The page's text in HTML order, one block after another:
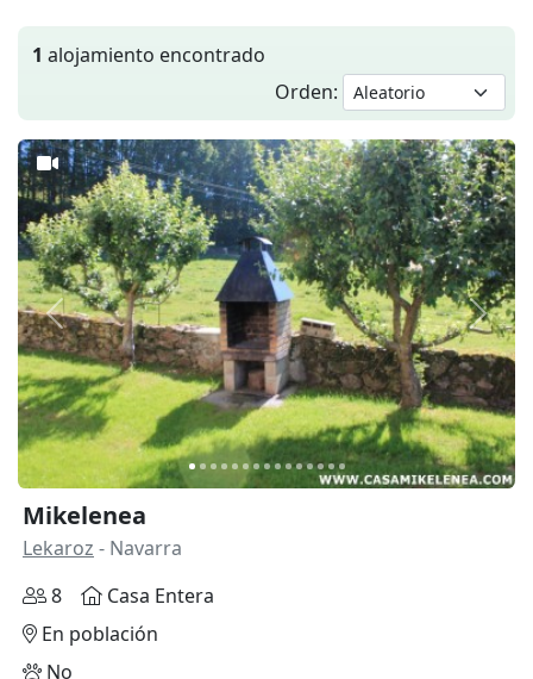
1 alojamiento encontrado
Orden:
Anterior
Mikelenea
Lekaroz - Navarra
8
Casa Entera
En población
No